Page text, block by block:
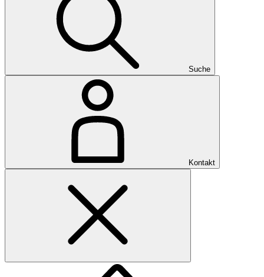
Suche
Kontakt